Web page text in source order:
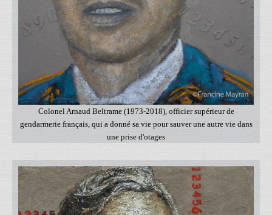
Colonel Arnaud Beltrame (1973-2018), officier supérieur de
gendarmerie français, qui a donné sa vie pour sauver une autre vie dans
une prise d'otages